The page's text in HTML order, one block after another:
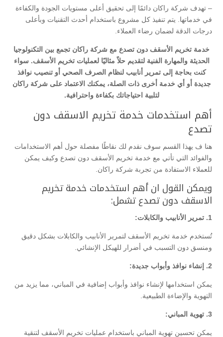
– تهدف شركة راكان دائمًا إلى تحقيق أعلى مستويات الجودة والكفاءة
في خدماتها. يتم تنفيذ كل مشروع باستخدام أحدث التقنيات وبأعلى
درجات الدقة لضمان رضاء العملاء.
خدمة تخريم الأسقف دون تصدع مع شركة راكان تجمع بين التكنولوجيا
الحديثة والمهارة الفنية لتقديم حلاً مثاليًا لعمليات تخريم الأسقف. سواء
كنت بحاجة إلى تمرير أنابيب لنظام الصرف الصحي أو تنصيب نوافذ
جديدة أو أي خدمة أخرى ذات الصلة، يمكنك الاعتماد على شركة راكان
لتلبية احتياجاتك بكفاءة واحترافية.
أهم استخدمات خدمة تخريم الاسقف دون
تصدع
هنا ف يهذا القسم سوف نقدم لك نقاطًا مفصلة حول أهم الاستخدامات
والفوائد التي تأتي مع خدمة تخريم الأسقف دون تصدع وكيف يمكن
للعملاء الاستفادة من تجربة شركة راكان.
ويمكن القول ان أهم استخدمات خدمة تخريم
الاسقف دون تصدع تشمل:
1. تمرير الأنابيب والكابلات:
تُستخدم خدمة تخريم الأسقف لتمرير الأنابيب والكابلات بشكل دقيق
ومنسق دون التسبب في أضرار للهيكل الإنشائي.
2. إنشاء نوافذ وأبواب جديدة:
يمكن استخدامها لإنشاء نوافذ وأبواب إضافية في المباني، مما يزيد من
التهوية والإضاءة الطبيعية.
3. تهوية المباني:
يمكن تحسين تهوية المباني باستخدام عمليات تخريم الأسقف لتنقية